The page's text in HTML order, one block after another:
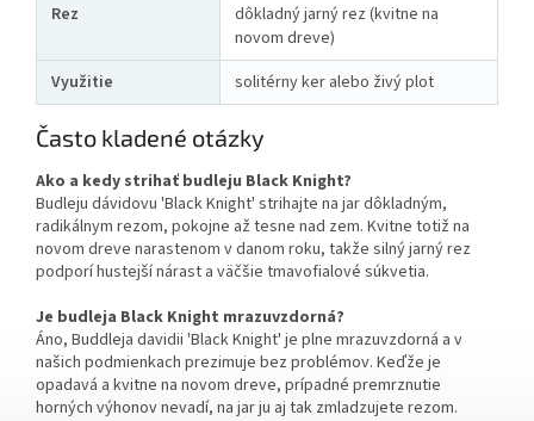
Rez
dôkladný jarný rez (kvitne na
novom dreve)
Využitie
solitérny ker alebo živý plot
Často kladené otázky
Ako a kedy strihať budleju Black Knight?
Budleju dávidovu 'Black Knight' strihajte na jar dôkladným,
radikálnym rezom, pokojne až tesne nad zem. Kvitne totiž na
novom dreve narastenom v danom roku, takže silný jarný rez
podporí hustejší nárast a väčšie tmavofialové súkvetia.
Je budleja Black Knight mrazuvzdorná?
Áno, Buddleja davidii 'Black Knight' je plne mrazuvzdorná a v
našich podmienkach prezimuje bez problémov. Keďže je
opadavá a kvitne na novom dreve, prípadné premrznutie
horných výhonov nevadí, na jar ju aj tak zmladzujete rezom.